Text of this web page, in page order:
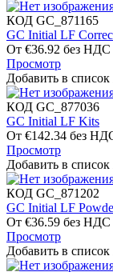
КОД GC_871165
GC Initial LF
От €36.92 без НДС
Просмотр
Добавить в
КОД GC_877036
GC Initial LF Kits
От €142.34 без
Просмотр
Добавить в
КОД GC_871202
GC Initial LF
От €36.59 без НДС
Просмотр
Добавить в